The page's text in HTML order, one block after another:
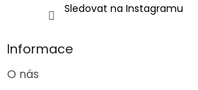
Sledovat na Instagramu
Informace
O nás